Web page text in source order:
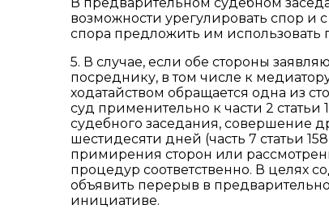
возможности урегулировать спор и
спора предложить им
5. В случае, если обе стороны
посреднику, в том числе к
ходатайством обращается одна из
суд применительно к части 2
судебного заседания, совершение
шестидесяти дней (часть 7 статьи
примирения сторон или
процедур соответственно. В целях
объявить перерыв в
инициативе.